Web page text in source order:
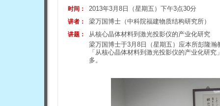
时间： 2013年3月8日（星期五）下午3点30分
讲者： 梁万国博士（中科院福建物质结构研究所）
讲题：
从核心晶体材料到激光投影仪的产业化研究
梁万国博士于3月8日（星期五）应本所彭隆
「从核心晶体材料到激光投影仪的产业化研
多。